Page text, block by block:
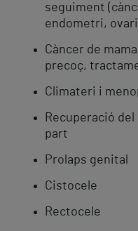
seguiment
endometri,
Càncer de
precoç,
Climateri i
Recuperació
part
Prolaps genital
Cistocele
Rectocele